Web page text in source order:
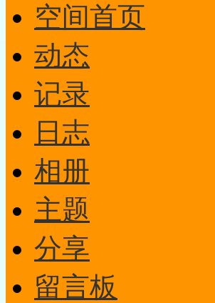
空间首页
动态
记录
日志
相册
主题
分享
留言板